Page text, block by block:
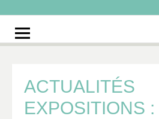
régionale
ACTUALITÉS
EXPOSITIONS